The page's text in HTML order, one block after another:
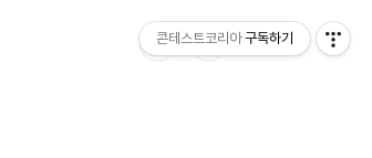
콘테스트코리아 구독하기